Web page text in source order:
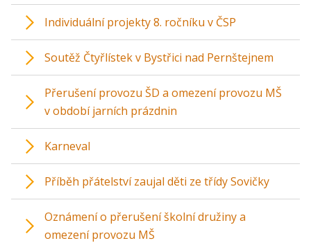
Individuální projekty 8. ročníku v ČSP
Soutěž Čtyřlístek v Bystřici nad Pernštejnem
Přerušení provozu ŠD a omezení provozu MŠ
v období jarních prázdnin
Karneval
Příběh přátelství zaujal děti ze třídy Sovičky
Oznámení o přerušení školní družiny a
omezení provozu MŠ